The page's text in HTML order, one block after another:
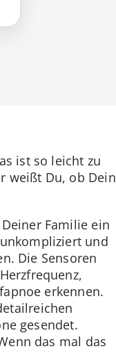
ist so leicht zu
weißt Du, ob Dein
Familie ein
und
Die Sensoren
erkennen.
gesendet.
das mal das